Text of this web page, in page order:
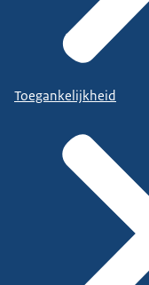
Toegankelijkheid